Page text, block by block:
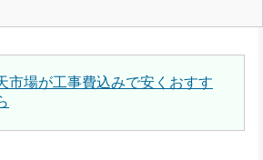
市場が工事費込みで安くおすす